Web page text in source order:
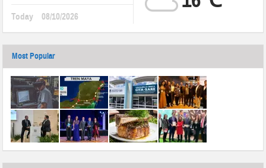
Today 08/10/2026
Most Popular